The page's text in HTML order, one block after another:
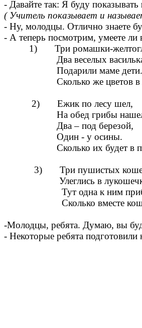
- Давайте так: Я буду
( Учитель показывает и
- Ну, молодцы. Отлично знаете
- А теперь посмотрим, умеете ли
1) Три ромашки-
Два веселых
Подарили маме дети.
Сколько же цветов в
2) Ежик по лесу шел,
На обед грибы
Два – под березой,
Один - у осины.
Сколько их будет в
3) Три пушистых
Улеглись в
Тут одна к ним
Сколько вместе кошек
-Молодцы, ребята. Думаю, вы
- Некоторые ребята